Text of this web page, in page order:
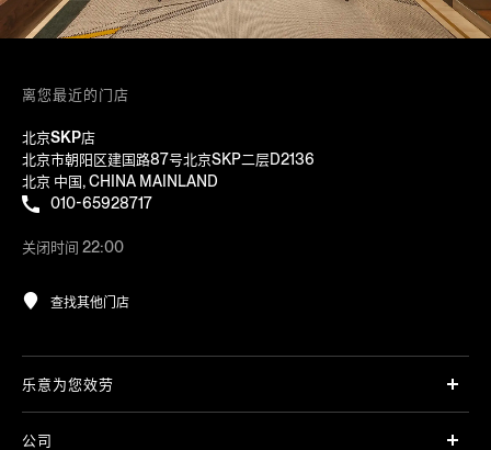
离您最近的门店
北京SKP店
北京市朝阳区建国路87号北京SKP二层D2136
北京 中国, CHINA MAINLAND
010-65928717
关闭时间 22:00
查找其他门店
乐意为您效劳
公司